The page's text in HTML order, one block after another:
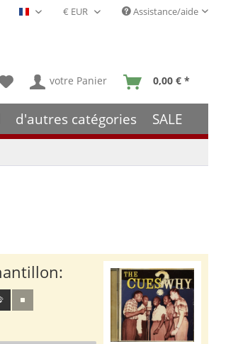
Français- FR Assistance/aide
votre Panier 0,00 € *
d'autres catégories SALE